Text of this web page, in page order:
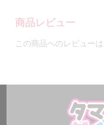
商品レビュー
この商品へのレビュー